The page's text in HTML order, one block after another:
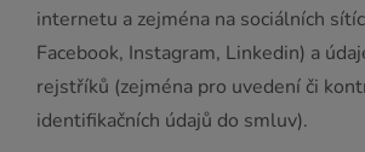
internetu a zejména na sociálních
Facebook, Instagram, Linkedin) a
rejstříků (zejména pro uvedení či
identifikačních údajů do smluv).